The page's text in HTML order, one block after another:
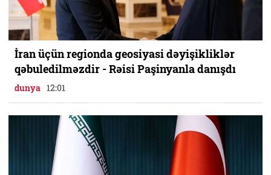
İran üçün regionda geosiyasi dəyişikliklər
qəbuledilməzdir - Rəisi Paşinyanla danışdı
dunya 12:01